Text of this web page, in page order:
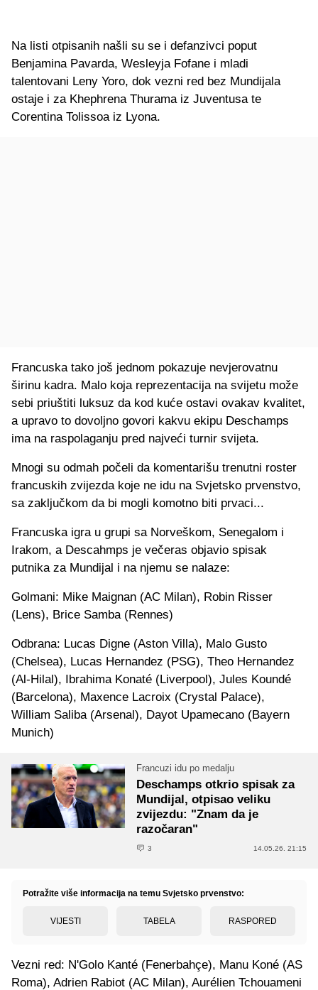
Na listi otpisanih našli su se i defanzivci poput
Benjamina Pavarda, Wesleyja Fofane i mladi
talentovani Leny Yoro, dok vezni red bez Mundijala
ostaje i za Khephrena Thurama iz Juventusa te
Corentina Tolissoa iz Lyona.
Francuska tako još jednom pokazuje nevjerovatnu
širinu kadra. Malo koja reprezentacija na svijetu može
sebi priuštiti luksuz da kod kuće ostavi ovakav kvalitet,
a upravo to dovoljno govori kakvu ekipu Deschamps
ima na raspolaganju pred najveći turnir svijeta.
Mnogi su odmah počeli da komentarišu trenutni roster
francuskih zvijezda koje ne idu na Svjetsko prvenstvo,
sa zaključkom da bi mogli komotno biti prvaci...
Francuska igra u grupi sa Norveškom, Senegalom i
Irakom, a Descahmps je večeras objavio spisak
putnika za Mundijal i na njemu se nalaze:
Golmani: Mike Maignan (AC Milan), Robin Risser
(Lens), Brice Samba (Rennes)
Odbrana: Lucas Digne (Aston Villa), Malo Gusto
(Chelsea), Lucas Hernandez (PSG), Theo Hernandez
(Al-Hilal), Ibrahima Konaté (Liverpool), Jules Koundé
(Barcelona), Maxence Lacroix (Crystal Palace),
William Saliba (Arsenal), Dayot Upamecano (Bayern
Munich)
Francuzi idu po medalju
Deschamps otkrio spisak za
Mundijal, otpisao veliku
zvijezdu: "Znam da je
razočaran"
3 14.05.26. 21:15
Potražite više informacija na temu Svjetsko prvenstvo:
VIJESTI TABELA RASPORED
Vezni red: N'Golo Kanté (Fenerbahçe), Manu Koné (AS
Roma), Adrien Rabiot (AC Milan), Aurélien Tchouameni